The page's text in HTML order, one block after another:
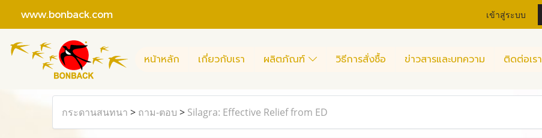
www.bonback.com เข้าสู่ระบบ
หน้าหลัก เกี่ยวกับเรา ผลิตภัณฑ์ วิธีการสั่งซื้อ ข่าวสารและบทความ ติดต่อเรา
กระดานสนทนา > ถาม-ตอบ > Silagra: Effective Relief from ED